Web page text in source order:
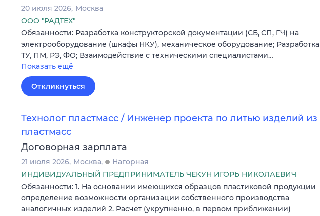
20 июля 2026 Москва
ООО "РАДТЕХ"
Обязанности: Разработка конструкторской документации (СБ, СП, ГЧ) на
электрооборудование (шкафы НКУ), механическое оборудование; Разработка
ТУ, ПМ, РЭ, ФО; Взаимодействие с техническими специалистами…
Показать ещё
Откликнуться
Технолог пластмасс / Инженер проекта по литью изделий из
пластмасс
Договорная зарплата
21 июля 2026 Москва
Нагорная
ИНДИВИДУАЛЬНЫЙ ПРЕДПРИНИМАТЕЛЬ ЧЕКУН ИГОРЬ НИКОЛАЕВИЧ
Обязанности: 1. На основании имеющихся образцов пластиковой продукции
определение возможности организации собственного производства
аналогичных изделий 2. Расчет (укрупненно, в первом приближении)